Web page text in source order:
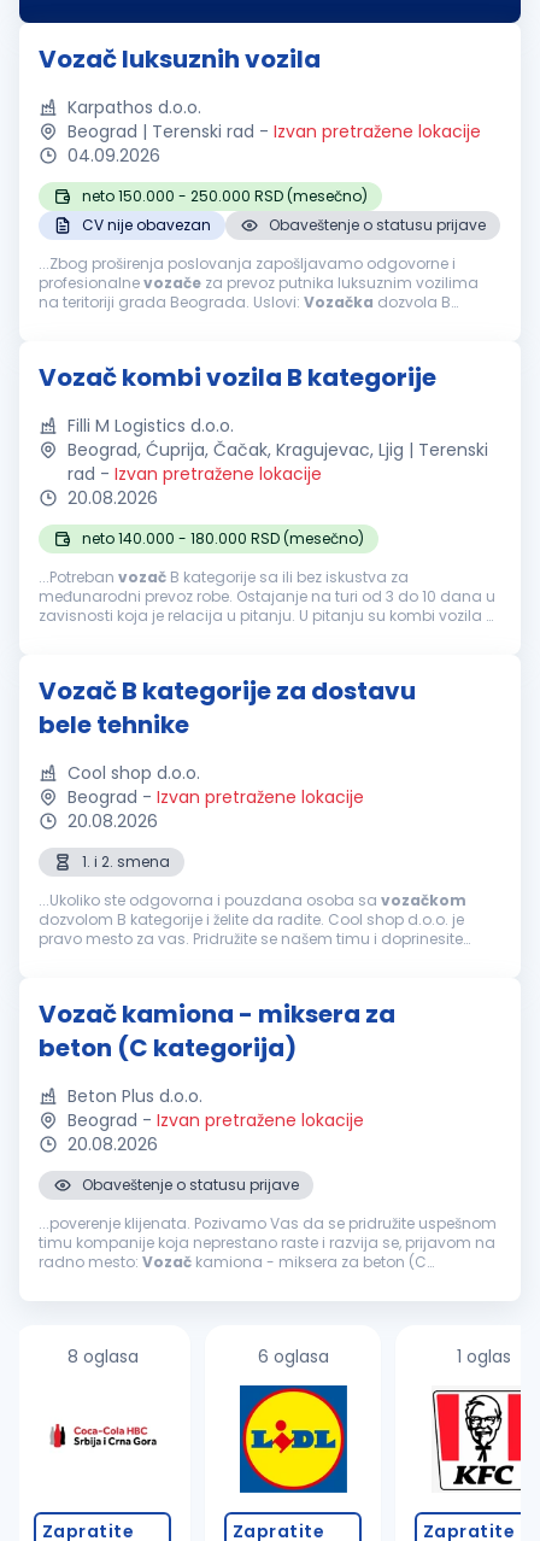
prema poslu Nudimo...
Vozač luksuznih vozila
Karpathos d.o.o.
Beograd | Terenski rad - Izvan pretražene lokacije
04.09.2026
neto 150.000 - 250.000 RSD (mesečno)
CV nije obavezan
Obaveštenje o statusu prijave
...Zbog proširenja poslovanja zapošljavamo odgovorne i
profesionalnevozače za prevoz putnika luksuznim vozilima
na teritoriji grada Beograda. Uslovi: Vozačka dozvola B
Vozač kombi vozila B kategorije
Filli M Logistics d.o.o.
Beograd, Ćuprija, Čačak, Kragujevac, Ljig | Terenski
rad - Izvan pretražene lokacije
20.08.2026
neto 140.000 - 180.000 RSD (mesečno)
...Potreban vozač B kategorije sa ili bez iskustva za
međunarodni prevoz robe. Ostajanje na turi od 3 do 10 dana u
zavisnosti koja je relacija u pitanju. U pitanju su kombi vozila B
Vozač B kategorije za dostavu
bele tehnike
Cool shop d.o.o.
Beograd - Izvan pretražene lokacije
20.08.2026
1. i 2. smena
...Ukoliko ste odgovorna i pouzdana osoba sa vozačkom
dozvolom B kategorije i želite da radite. Cool shop d.o.o. je
pravo mesto za vas. Pridružite se našem timu i doprinesite
Vozač kamiona - miksera za
beton (C kategorija)
Beton Plus d.o.o.
Beograd - Izvan pretražene lokacije
20.08.2026
Obaveštenje o statusu prijave
...poverenje klijenata. Pozivamo Vas da se pridružite uspešnom
timu kompanije koja neprestano raste i razvija se, prijavom na
radno mesto: Vozač kamiona - miksera za beton (C
dozvola C kategorije...
8 oglasa
Zapratite
6 oglasa
Zapratite
1 oglas
Zapratite